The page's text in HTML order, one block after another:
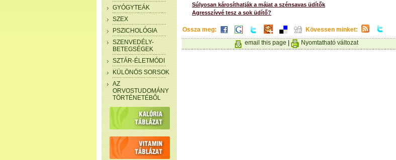
GYÓGYTEÁK
SZEX
PSZICHOLÓGIA
SZENVEDÉLY-
BETEGSÉGEK
SZTÁR-ÉLETMÓDI
KÜLÖNÖS SORSOK
AZ
ORVOSTUDOMÁNY
TÖRTÉNETÉBŐL
Súlyosan károsíthatják a májat a szénsavas üdítők
Agresszívvé tesz a sok üdítő?
Ossza meg:
Kövessen minket:
email this page
Nyomtatható változat